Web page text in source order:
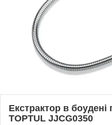
Екстрактор в боудені
TOPTUL JJCG0350